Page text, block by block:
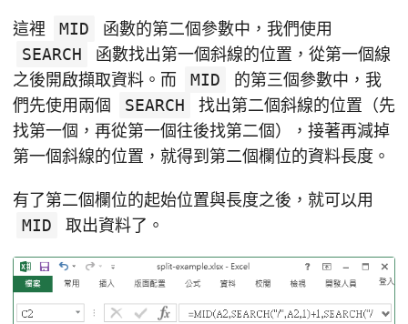
這裡 MID
函數的第二個參數中，我們使用
SEARCH
函數找出第一個斜線的位置，從第一個線
之後開啟擷取資料。而
MID
的第三個參數中，我
們先使用兩個
SEARCH
找出第二個斜線的位置（先
找第一個，再從第一個往後找第二個），接著再減掉
第一個斜線的位置，就得到第二個欄位的資料長度。
有了第二個欄位的起始位置與長度之後，就可以用
MID
取出資料了。